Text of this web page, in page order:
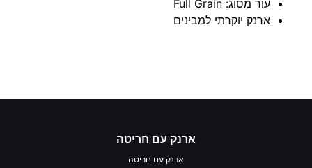
עור מסוג: Full Grain
ארנק יוקרתי למבינים
ארנק עם חריטה
ארנק עם חריטה